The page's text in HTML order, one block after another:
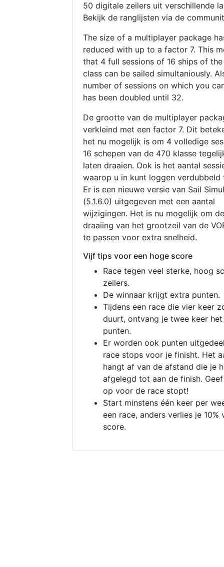
50 digitale zeilers uit verschillende
Bekijk de ranglijsten via de
The size of a multiplayer package
reduced with up to a factor 7. This
that 4 full sessions of 16 ships of
class can be sailed simultaniously.
number of sessions on which you
has been doubled until 32.
De grootte van de multiplayer
verkleind met een factor 7. Dit
het nu mogelijk is om 4 volledige
16 schepen van de 470 klasse
laten draaien. Ook is het aantal
waarop u in kunt loggen verdubbeld
Er is een nieuwe versie van Sail
(5.1.6.0) uitgegeven met een aantal
wijzigingen. Het is nu mogelijk om de
draaiing van het grootzeil van de
te passen voor extra snelheid.
Vijf tips voor een hoge score
Race tegen veel sterke, hoog
zeilers.
De winnaar krijgt extra punten.
Tijdens een race die vier keer
duurt, ontvang je twee keer
punten.
Er worden ook punten
race stops voor je finisht. Het
hangt af van de afstand die je
afgelegd tot aan de finish.
op voor de race stopt!
Start minstens één keer per
een race, anders verlies je 10%
score.